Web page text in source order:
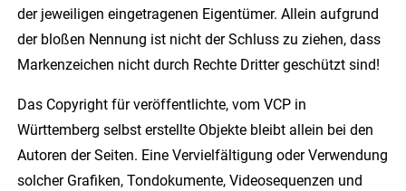
der jeweiligen eingetragenen Eigentümer. Allein aufgrund
der bloßen Nennung ist nicht der Schluss zu ziehen, dass
Markenzeichen nicht durch Rechte Dritter geschützt sind!
Das Copyright für veröffentlichte, vom VCP in
Württemberg selbst erstellte Objekte bleibt allein bei den
Autoren der Seiten. Eine Vervielfältigung oder Verwendung
solcher Grafiken, Tondokumente, Videosequenzen und